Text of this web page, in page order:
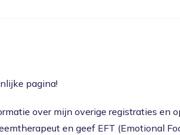
pagina!
over mijn overige registraties en
en geef EFT (Emotional